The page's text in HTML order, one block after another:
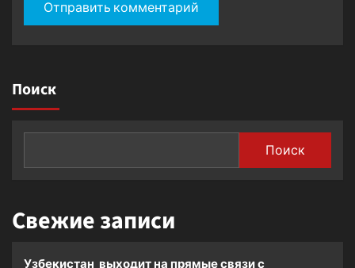
Поиск
Поиск
Свежие записи
Узбекистан выходит на прямые связи с